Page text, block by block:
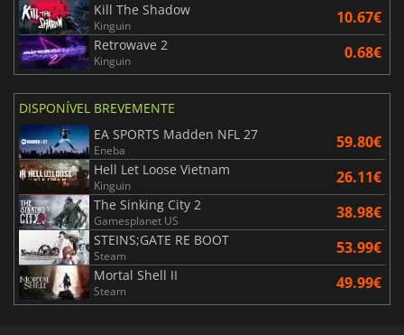
Kill The Shadow
Kinguin 10.67€
Retrowave 2
Kinguin 0.68€
DISPONÍVEL BREVEMENTE
EA SPORTS Madden NFL 27
Eneba 59.80€
Hell Let Loose Vietnam
Kinguin 26.11€
The Sinking City 2
Gamesplanet US 38.98€
STEINS;GATE RE BOOT
Steam 53.99€
Mortal Shell II
Steam 49.99€